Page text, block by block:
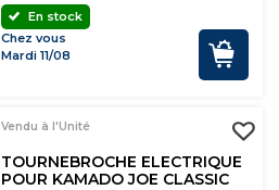
En stock
Chez vous
Mardi 11/08
Vendu à l'Unité
TOURNEBROCHE ELECTRIQUE
POUR KAMADO JOE CLASSIC